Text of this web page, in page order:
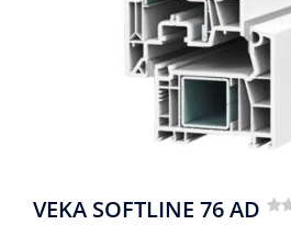
VEKA SOFTLINE 76 AD